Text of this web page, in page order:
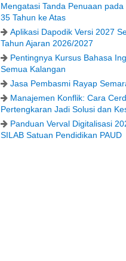
Mengatasi Tanda Penuaan pada
35 Tahun ke Atas
Aplikasi Dapodik Versi 2027
Tahun Ajaran 2026/2027
Pentingnya Kursus Bahasa
Semua Kalangan
Jasa Pembasmi Rayap
Manajemen Konflik: Cara
Pertengkaran Jadi Solusi dan
Panduan Verval Digitalisasi
SILAB Satuan Pendidikan PAUD